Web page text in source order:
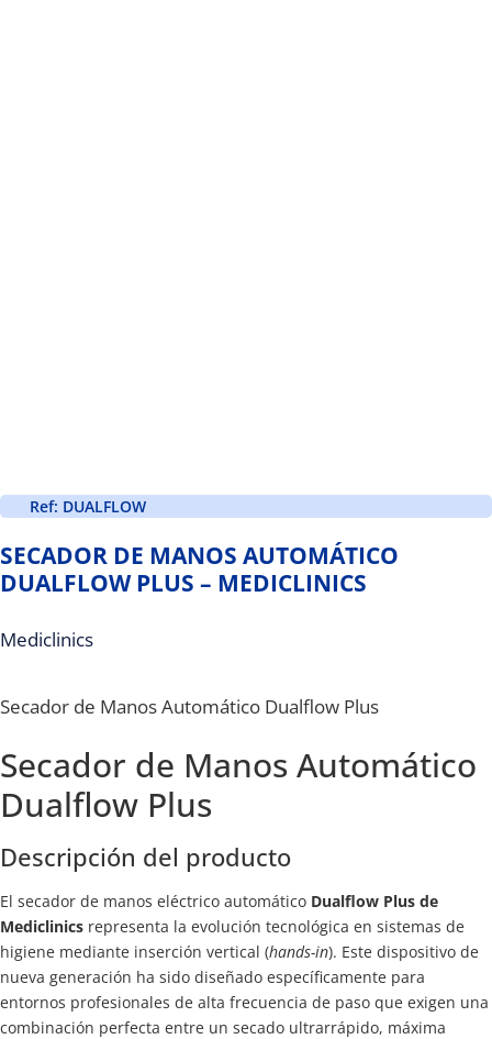
Ref: DUALFLOW
SECADOR DE MANOS AUTOMÁTICO
DUALFLOW PLUS – MEDICLINICS
Mediclinics
Secador de Manos Automático Dualflow Plus
Secador de Manos Automático
Dualflow Plus
Descripción del producto
El secador de manos eléctrico automático Dualflow Plus de
Mediclinics representa la evolución tecnológica en sistemas de
higiene mediante inserción vertical (hands-in). Este dispositivo de
nueva generación ha sido diseñado específicamente para
entornos profesionales de alta frecuencia de paso que exigen una
combinación perfecta entre un secado ultrarrápido, máxima